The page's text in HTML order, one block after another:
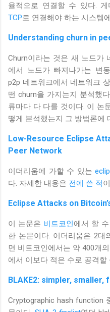
율적으로 연결할 수 있다.
TCP로 연결해야 하는 시스템
Understanding churn in
Churn이라는 것은 새 노드가
에서 노드가 빠져나가는 변
p2p 네트워크에서 네트워크
떤 churn을 가지는지 분석했
류마다 다 다를 것이다. 이 논
떻게 분석했는지 그 방법론에
Low-Resource Eclipse
Peer Network
이더리움에 가할 수 있는
다. 자세한 내용은 전에 쓴 적
Eclipse Attacks on
이 논문은 비트코인에서 할
한 논문이다. 이더리움은 2
면 비트코인에서는 약 400개
에서 이보다 적은 수로 공격할
BLAKE2: simpler, smaller,
Cryptographic hash function